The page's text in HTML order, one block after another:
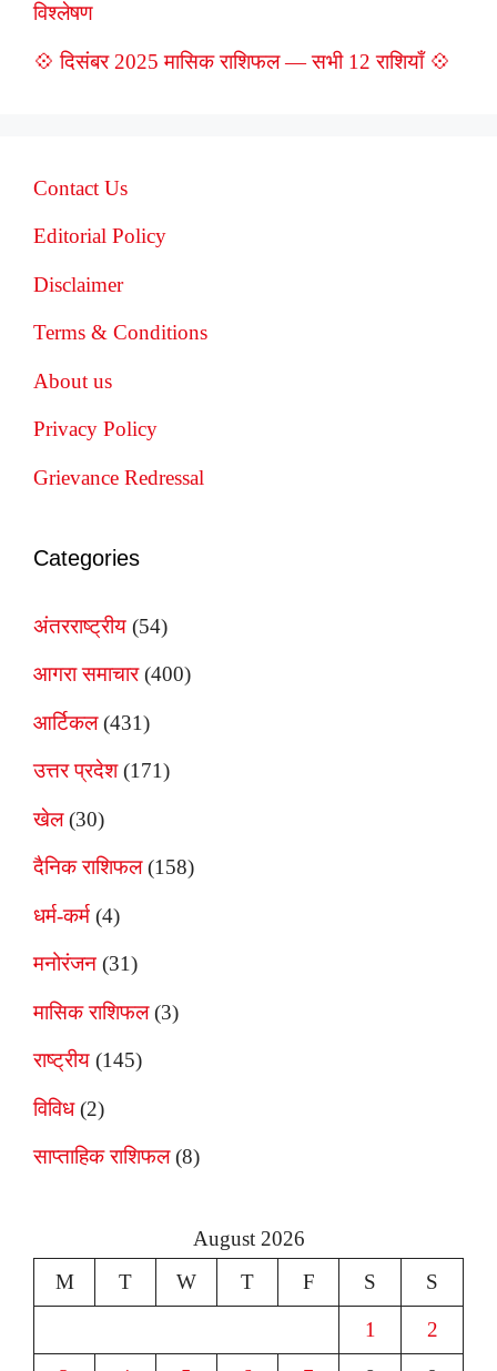
विश्लेषण
💠 दिसंबर 2025 मासिक राशिफल — सभी 12 राशियाँ 💠
Contact Us
Editorial Policy
Disclaimer
Terms & Conditions
About us
Privacy Policy
Grievance Redressal
Categories
अंतरराष्ट्रीय (54)
आगरा समाचार(400)
आर्टिकल(431)
उत्तर प्रदेश(171)
खेल(30)
दैनिक राशिफल(158)
धर्म-कर्म (4)
मनोरंजन (31)
मासिक राशिफल(3)
राष्ट्रीय (145)
विविध(2)
साप्ताहिक राशिफल(8)
August 2026
M
T W T F S S
1 2